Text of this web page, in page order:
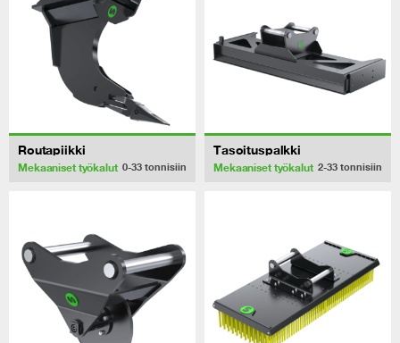
Routapiikki
Mekaaniset työkalut 0-33 tonnisiin
Tasoituspalkki
Mekaaniset työkalut 2-33 tonnisiin